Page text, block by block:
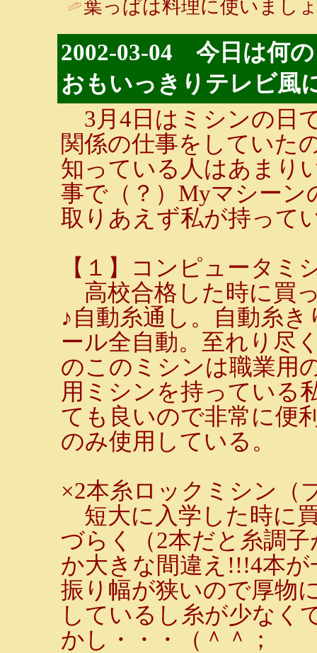
葉っぱは料理に使いまし
2002-03-04 今日は何
おもいっきりテレビ風
3月4日はミシンの日
関係の仕事をしていた
知っている人はあまり
事で（？）Myマシー
取りあえず私が持って
【１】コンピュータミ
高校合格した時に買
♪自動糸通し。自動糸
ール全自動。至れり尽
のこのミシンは職業用
用ミシンを持っている
ても良いので非常に便
のみ使用している。
×2本糸ロックミシン（
短大に入学した時に
づらく（2本だと糸調
か大きな間違え!!!4本
振り幅が狭いので厚物
しているし糸が少なく
かし・・・（＾＾；